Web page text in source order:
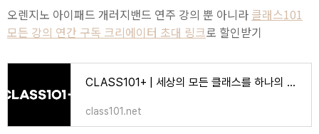
오렌지노 아이패드 개러지밴드 연주 강의 뿐 아니라 클래스101
모든 강의 연간 구독 크리에이터 초대 링크로 할인받기
CLASS101+ | 세상의 모든 클래스를 하나의 구독으로
class101.net